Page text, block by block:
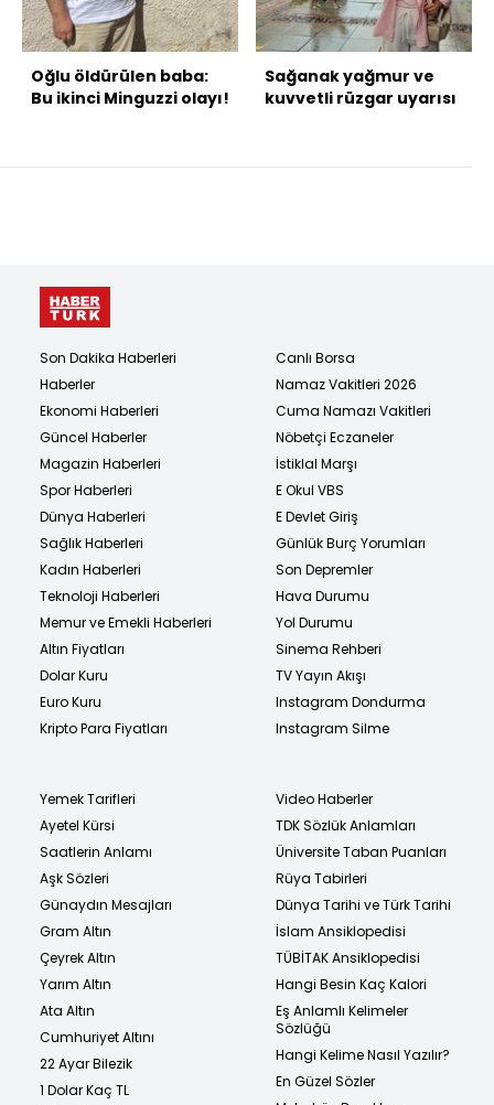
Oğlu öldürülen baba:
Bu ikinci Minguzzi olayı!
Sağanak yağmur ve
kuvvetli rüzgar uyarısı
Son Dakika Haberleri
Haberler
Ekonomi Haberleri
Güncel Haberler
Magazin Haberleri
Spor Haberleri
Dünya Haberleri
Sağlık Haberleri
Kadın Haberleri
Teknoloji Haberleri
Memur ve Emekli Haberleri
Altın Fiyatları
Dolar Kuru
Euro Kuru
Kripto Para Fiyatları
Canlı Borsa
Namaz Vakitleri 2026
Cuma Namazı Vakitleri
Nöbetçi Eczaneler
İstiklal Marşı
E Okul VBS
E Devlet Giriş
Günlük Burç Yorumları
Son Depremler
Hava Durumu
Yol Durumu
Sinema Rehberi
TV Yayın Akışı
Instagram Dondurma
Instagram Silme
Yemek Tarifleri
Ayetel Kürsi
Saatlerin Anlamı
Aşk Sözleri
Günaydın Mesajları
Gram Altın
Çeyrek Altın
Yarım Altın
Ata Altın
Cumhuriyet Altını
22 Ayar Bilezik
1 Dolar Kaç TL
Video Haberler
TDK Sözlük Anlamları
Üniversite Taban Puanları
Rüya Tabirleri
Dünya Tarihi ve Türk Tarihi
İslam Ansiklopedisi
TÜBİTAK Ansiklopedisi
Hangi Besin Kaç Kalori
Eş Anlamlı Kelimeler
Sözlüğü
Hangi Kelime Nasıl Yazılır?
En Güzel Sözler